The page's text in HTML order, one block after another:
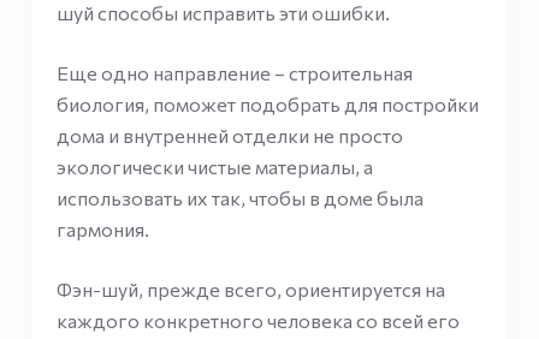
шуй способы исправить эти ошибки.
Еще одно направление – строительная
биология, поможет подобрать для постройки
дома и внутренней отделки не просто
экологически чистые материалы, а
использовать их так, чтобы в доме была
гармония.
Фэн-шуй, прежде всего, ориентируется на
каждого конкретного человека со всей его